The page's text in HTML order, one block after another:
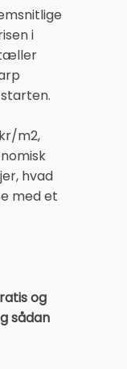
i
m2,
hvad
med et
og
sådan